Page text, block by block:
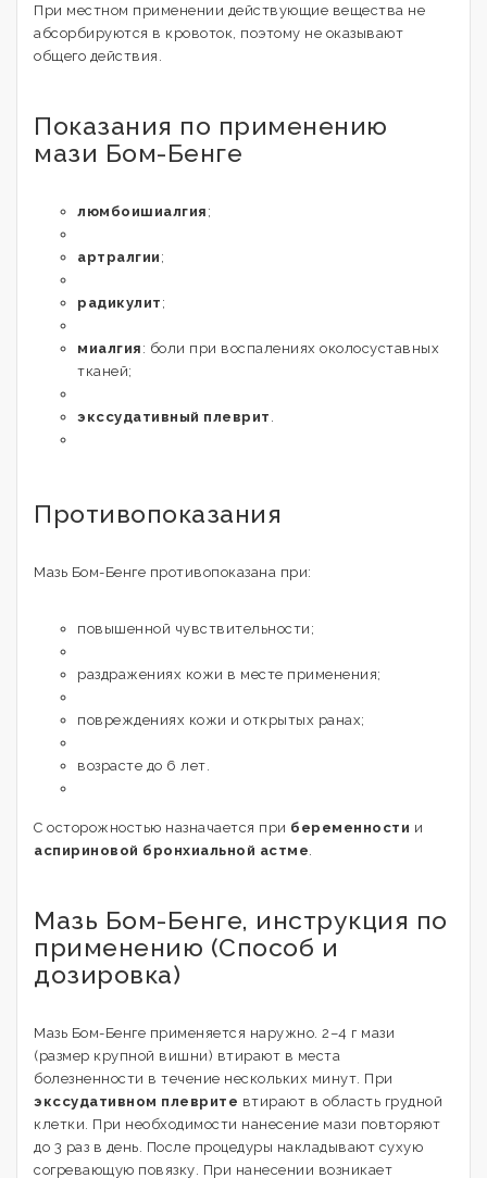
При местном применении действующие вещества не
абсорбируются в кровоток, поэтому не оказывают
общего действия.
Показания по применению
мази Бом-Бенге
люмбоишиалгия ;
артралгии ;
радикулит ;
миалгия : боли при воспалениях околосуставных
тканей;
экссудативный плеврит
Противопоказания
Мазь Бом-Бенге противопоказана при:
повышенной чувствительности;
раздражениях кожи в месте применения;
повреждениях кожи и открытых ранах;
возрасте до 6 лет.
C осторожностью назначается при беременности и
аспириновой бронхиальной астме
Мазь Бом-Бенге, инструкция по
применению (Способ и
дозировка)
Мазь Бом-Бенге применяется наружно. 2–4 г мази
(размер крупной вишни) втирают в места
болезненности в течение нескольких минут. При
экссудативном плеврите втирают в область грудной
клетки. При необходимости нанесение мази повторяют
до 3 раз в день. После процедуры накладывают сухую
согревающую повязку. При нанесении возникает